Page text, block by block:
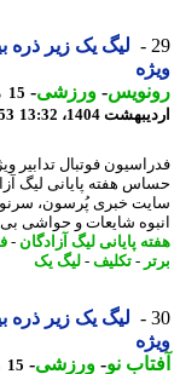
-ورزشی-
1404، 13:32
فوتبال تدابیر ویژه
هفته پایانی لیگ
خبری پُرسون، سرنوشت
شایعات و حواشی بی
پایانی لیگ آزادگان-
- تکلیف-لیگ یک
نو- ورزشی-